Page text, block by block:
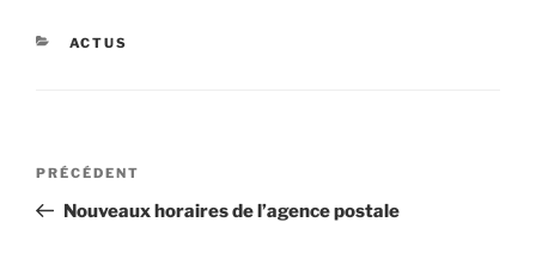
CATÉGORIES
ACTUS
Navigation
l’article
Article
précédent
PRÉCÉDENT
Nouveaux horaires de l’agence postale